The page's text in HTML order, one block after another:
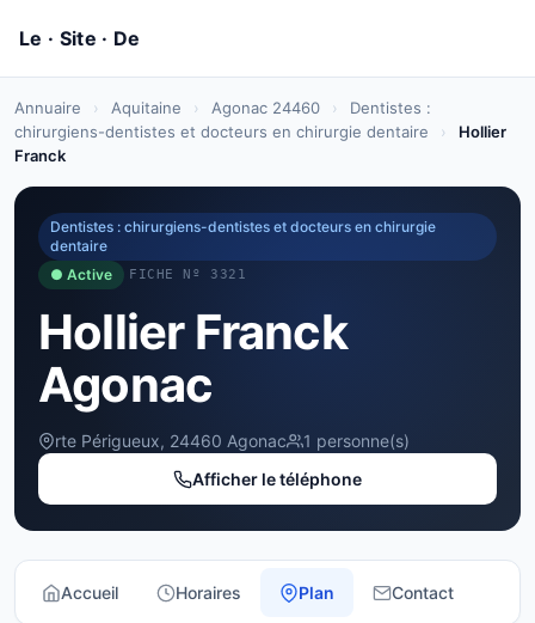
Annuaire › Aquitaine › Agonac 24460 ›
Dentistes :
chirurgiens-dentistes et docteurs en chirurgie dentaire
›
Hollier
Franck
Dentistes : chirurgiens-dentistes et docteurs en chirurgie
dentaire
● Active
FICHE Nº 3321
Hollier Franck
Agonac
rte Périgueux, 24460 Agonac
1 personne(s)
Afficher le téléphone
Accueil Horaires Plan Contact